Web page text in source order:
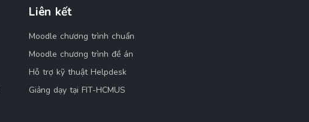
Liên kết
Moodle chương trình chuẩn
Moodle chương trình đề án
Hỗ trợ kỹ thuật Helpdesk
Giảng dạy tại FIT-HCMUS